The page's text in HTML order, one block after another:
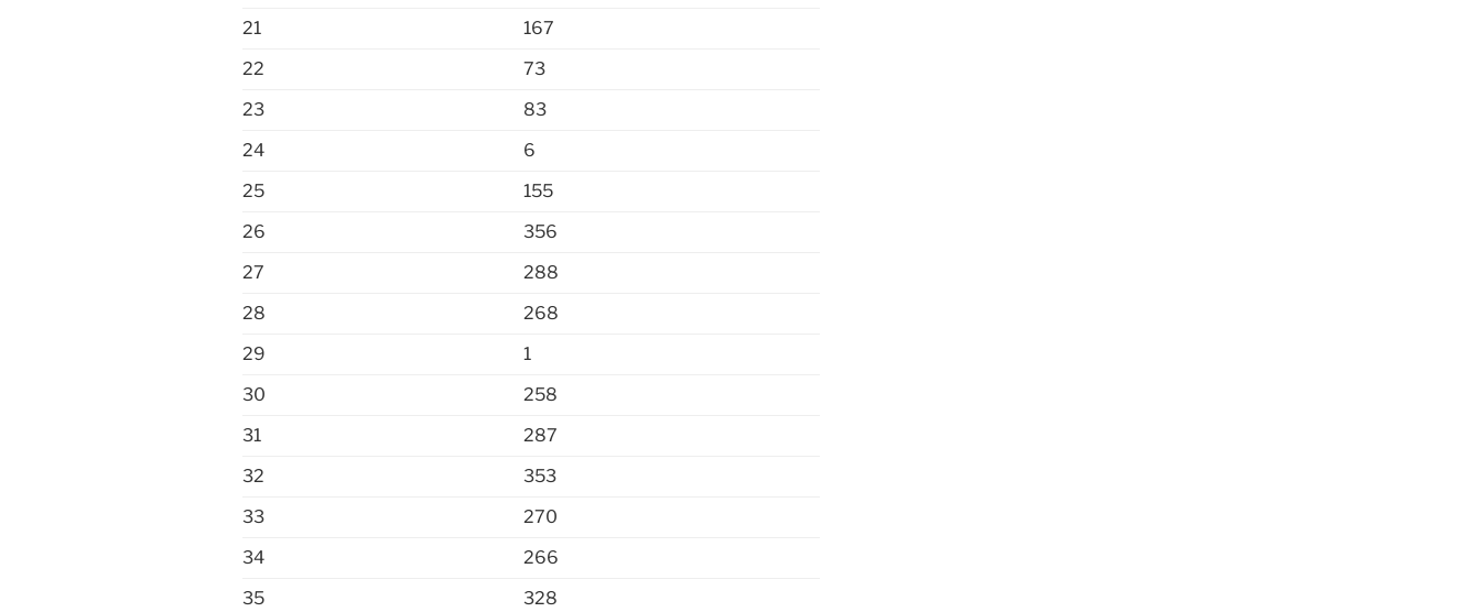
21
167
22
73
23
83
24
6
25
155
26
356
27
288
28
268
29
1
30
258
31
287
32
353
33
270
34
266
35
328